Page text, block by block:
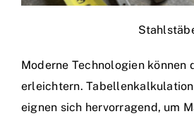
Moderne Technologien können
erleichtern.
eignen sich hervorragend, um